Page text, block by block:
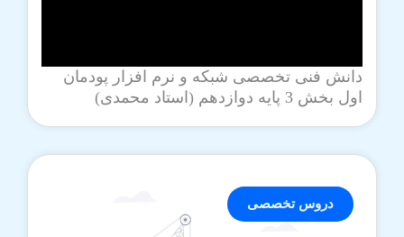
دانش فنی تخصصی شبکه و نرم افزار پودمان
اول بخش 3 پایه دوازدهم (استاد محمدی)
دروس تخصصی